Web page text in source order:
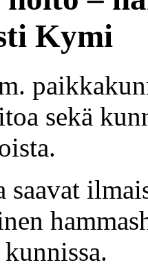
Kymi
sekä
saavat